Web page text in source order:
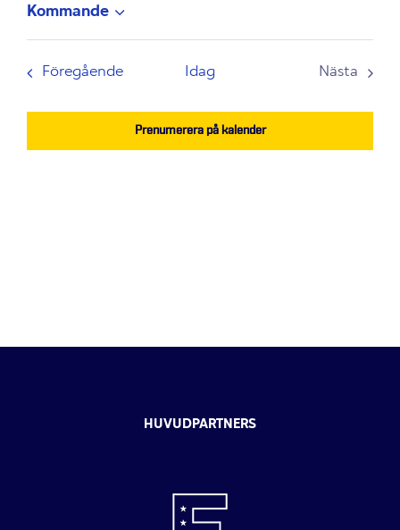
Kommande
Välj
datum.
FöregåendeEvenemang
Idag
Nästa
Prenumerera på kalender
HUVUDPARTNERS